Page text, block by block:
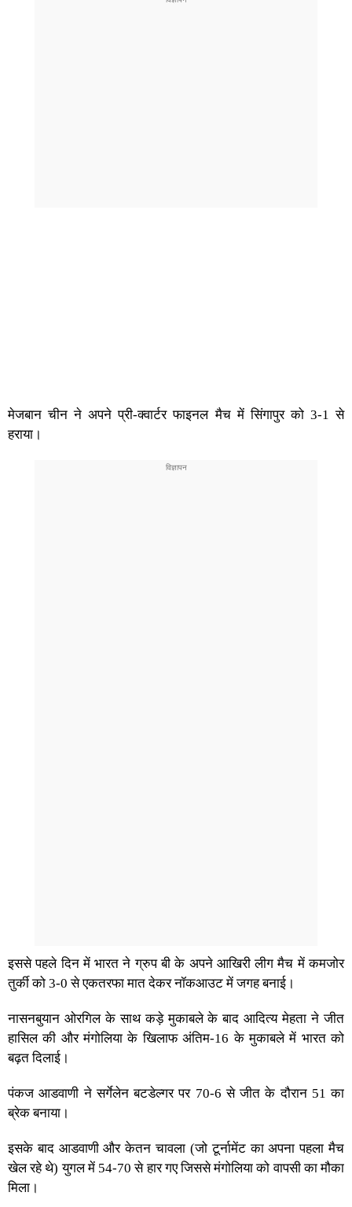
मेजबान चीन ने अपने प्री-क्वार्टर फाइनल मैच में सिंगापुर को 3-1 से
हराया।
इससे पहले दिन में भारत ने ग्रुप बी के अपने आखिरी लीग मैच में कमजोर
तुर्की को 3-0 से एकतरफा मात देकर नॉकआउट में जगह बनाई।
नासनबुयान ओरगिल के साथ कड़े मुकाबले के बाद आदित्य मेहता ने जीत
हासिल की और मंगोलिया के खिलाफ अंतिम-16 के मुकाबले में भारत को
बढ़त दिलाई।
पंकज आडवाणी ने सर्गेलेन बटडेल्गर पर 70-6 से जीत के दौरान 51 का
ब्रेक बनाया।
इसके बाद आडवाणी और केतन चावला (जो टूर्नामेंट का अपना पहला मैच
खेल रहे थे) युगल में 54-70 से हार गए जिससे मंगोलिया को वापसी का मौका
मिला।